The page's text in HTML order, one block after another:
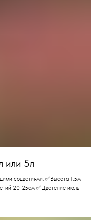
или 5л
соцветиями. ✅Высота 1,5м
20-25см ✅Цветение июль-